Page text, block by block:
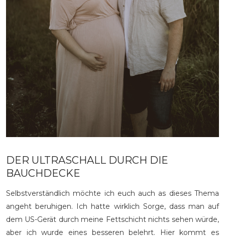
DER ULTRASCHALL DURCH DIE
BAUCHDECKE
Selbstverständlich möchte ich euch auch as dieses Thema
angeht beruhigen. Ich hatte wirklich Sorge, dass man auf
dem US-Gerät durch meine Fettschicht nichts sehen würde,
aber ich wurde eines besseren belehrt. Hier kommt es